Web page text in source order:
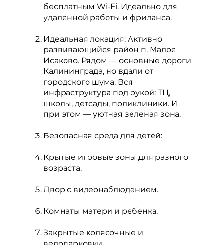
бесплатным Wi-Fi. Идеально для
удаленной работы и фриланса.
Идеальная локация: Активно
развивающийся район п. Малое
Исаково. Рядом — основные дороги
Калининграда, но вдали от
городского шума. Вся
инфраструктура под рукой: ТЦ,
школы, детсады, поликлиники. И
при этом — уютная зеленая зона.
Безопасная среда для детей:
Крытые игровые зоны для разного
возраста.
Двор с видеонаблюдением.
Комнаты матери и ребенка.
Закрытые колясочные и